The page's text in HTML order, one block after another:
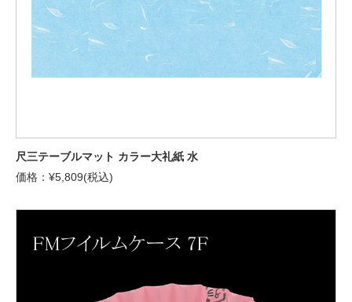
尺三テーブルマット カラー大礼紙 水
価格：¥5,809(税込)